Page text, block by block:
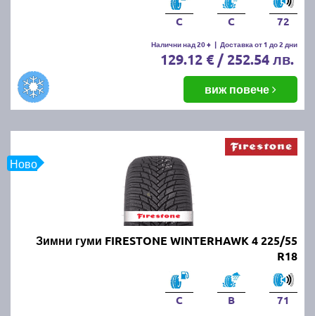
C C 72
Налични над 20 + | Доставка от 1 до 2 дни
129.12 € / 252.54 лв.
виж повече
Ново
Зимни гуми FIRESTONE WINTERHAWK 4 225/55
R18
C B 71